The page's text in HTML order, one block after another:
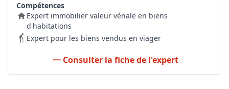
Compétences
Expert immobilier valeur vénale en biens
d'habitations
Expert pour les biens vendus en viager
Consulter la fiche de l'expert